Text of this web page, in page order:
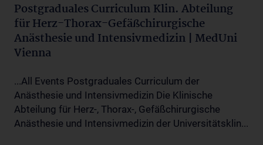
Postgraduales Curriculum Klin. Abteilung
für Herz-Thorax-Gefäßchirurgische
Anästhesie und Intensivmedizin | MedUni
Vienna
...All Events Postgraduales Curriculum der
Anästhesie und Intensivmedizin Die Klinische
Abteilung für Herz-, Thorax-, Gefäßchirurgische
Anästhesie und Intensivmedizin der Universitätsklin...